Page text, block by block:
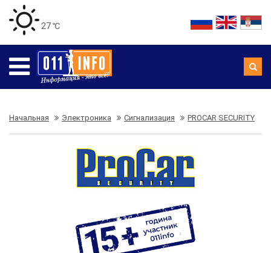
27 ℃
Начальная Электроника Сигнализация PROCAR SECURITY